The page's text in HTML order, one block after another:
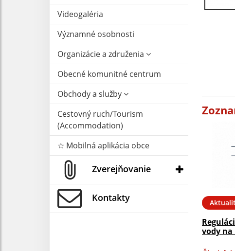
Videogaléria
Významné osobnosti
Organizácie a združenia
Obecné komunitné centrum
Obchody a služby
Cestovný ruch/Tourism
(Accommodation)
☆ Mobilná aplikácia obce
Zverejňovanie
Kontakty
vody